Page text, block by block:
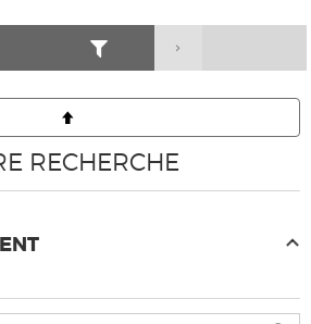
RECHERCHE